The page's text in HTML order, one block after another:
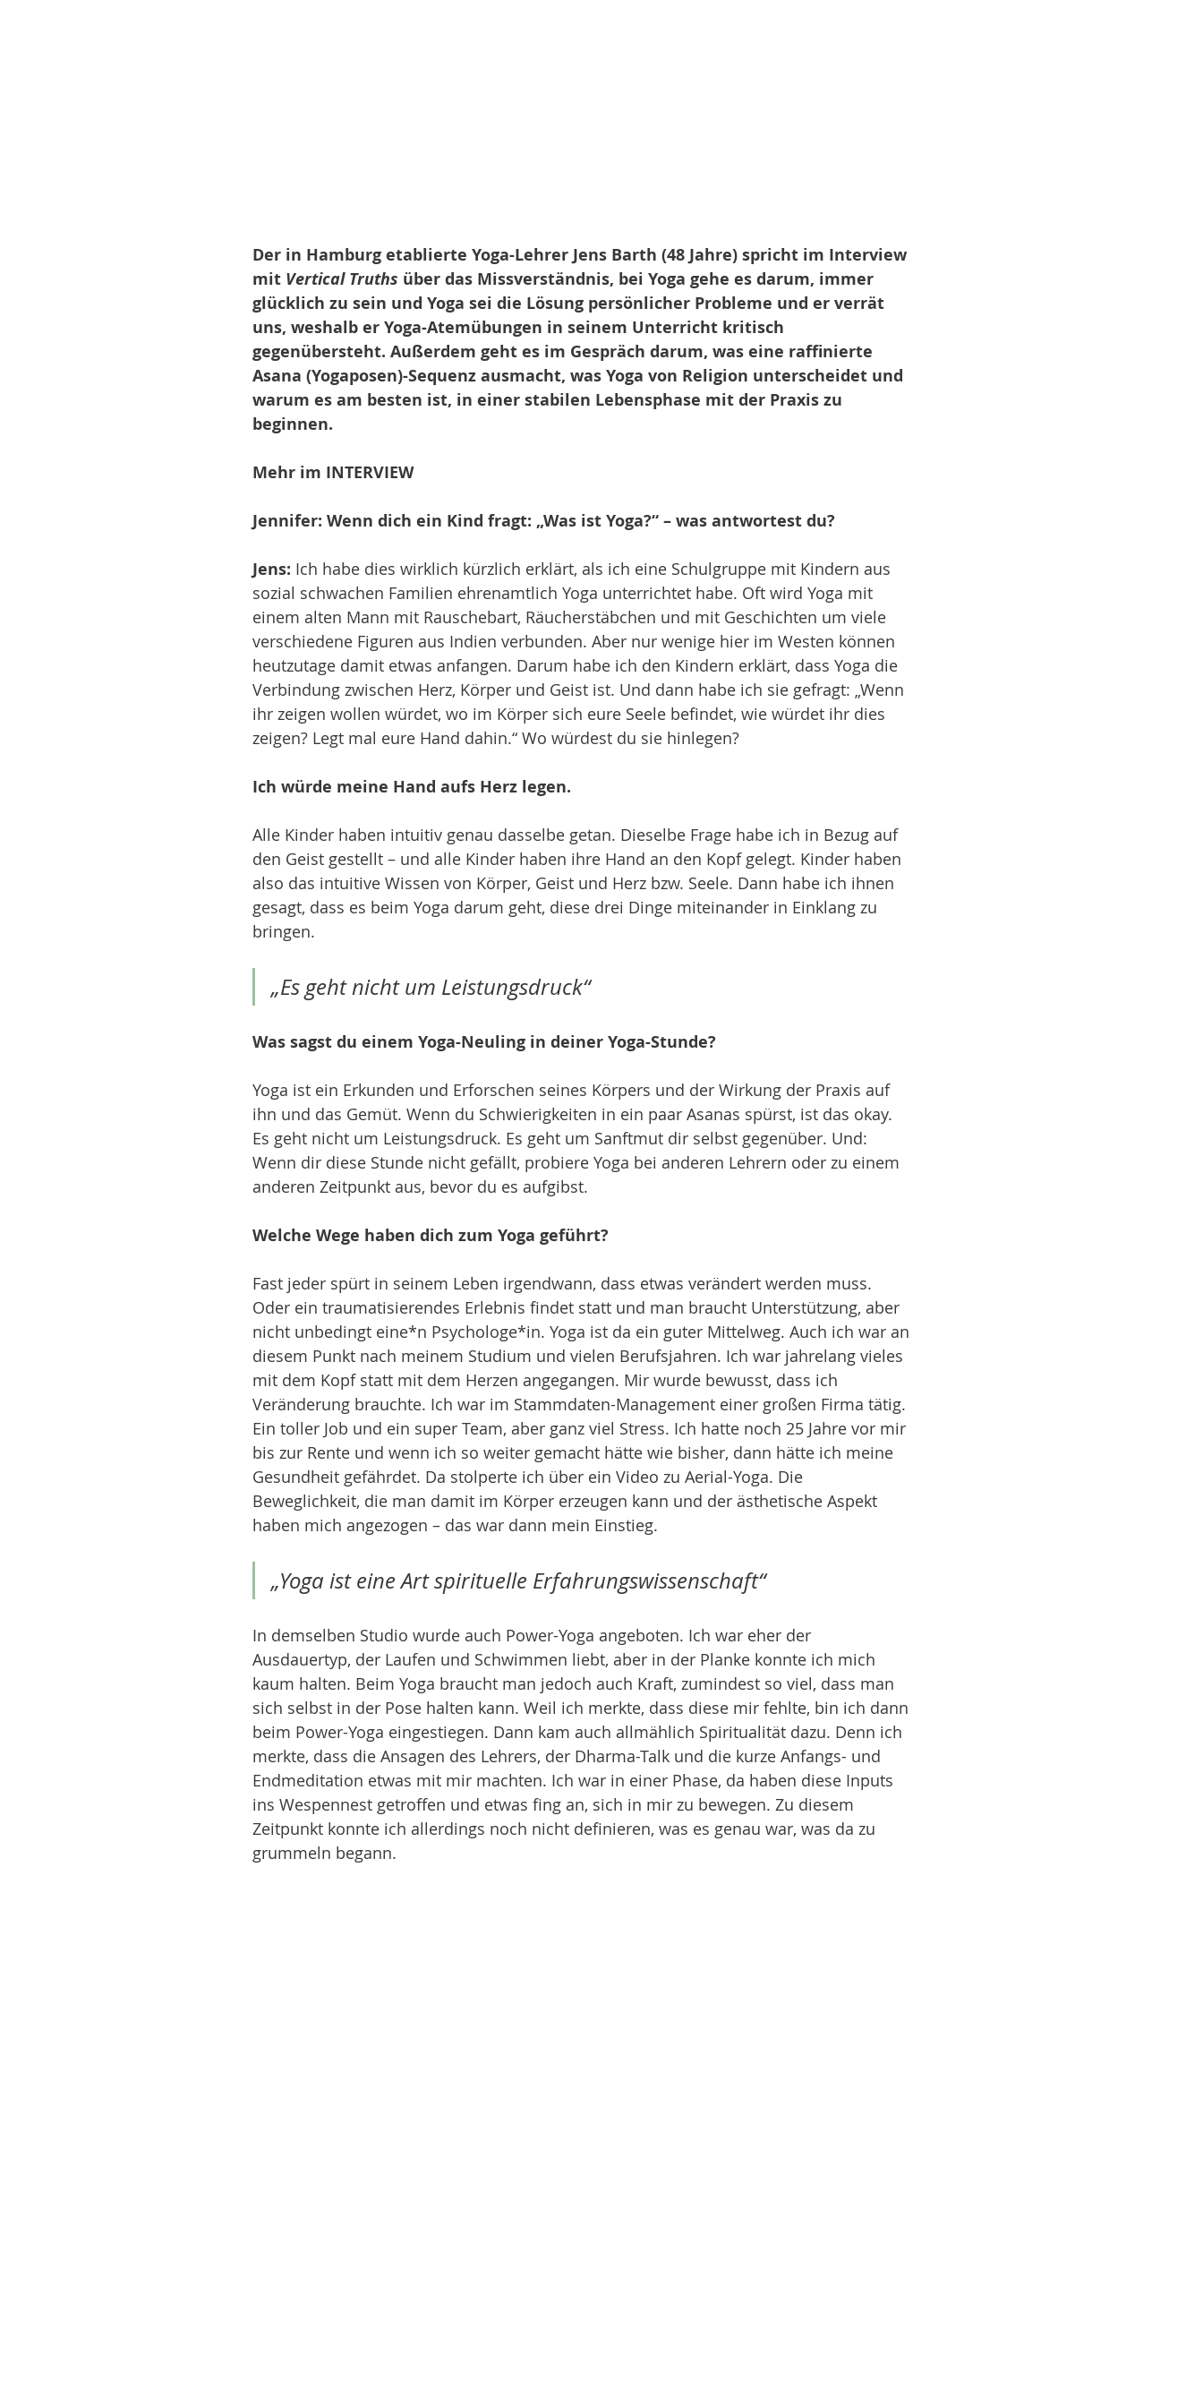
Der in Hamburg etablierte Yoga-Lehrer Jens Barth (48 Jahre) spricht im Interview
mit Vertical Truths über das Missverständnis, bei Yoga gehe es darum, immer
glücklich zu sein und Yoga sei die Lösung persönlicher Probleme und er verrät
uns, weshalb er Yoga-Atemübungen in seinem Unterricht kritisch
gegenübersteht. Außerdem geht es im Gespräch darum, was eine raffinierte
Asana (Yogaposen)-Sequenz ausmacht, was Yoga von Religion unterscheidet und
warum es am besten ist, in einer stabilen Lebensphase mit der Praxis zu
beginnen.
Mehr im INTERVIEW
Jennifer: Wenn dich ein Kind fragt: „Was ist Yoga?“ – was antwortest du?
Jens: Ich habe dies wirklich kürzlich erklärt, als ich eine Schulgruppe mit Kindern aus
sozial schwachen Familien ehrenamtlich Yoga unterrichtet habe. Oft wird Yoga mit
einem alten Mann mit Rauschebart, Räucherstäbchen und mit Geschichten um viele
verschiedene Figuren aus Indien verbunden. Aber nur wenige hier im Westen können
heutzutage damit etwas anfangen. Darum habe ich den Kindern erklärt, dass Yoga die
Verbindung zwischen Herz, Körper und Geist ist. Und dann habe ich sie gefragt: „Wenn
ihr zeigen wollen würdet, wo im Körper sich eure Seele befindet, wie würdet ihr dies
zeigen? Legt mal eure Hand dahin.“ Wo würdest du sie hinlegen?
Ich würde meine Hand aufs Herz legen.
Alle Kinder haben intuitiv genau dasselbe getan. Dieselbe Frage habe ich in Bezug auf
den Geist gestellt – und alle Kinder haben ihre Hand an den Kopf gelegt. Kinder haben
also das intuitive Wissen von Körper, Geist und Herz bzw. Seele. Dann habe ich ihnen
gesagt, dass es beim Yoga darum geht, diese drei Dinge miteinander in Einklang zu
bringen.
„Es geht nicht um Leistungsdruck“
Was sagst du einem Yoga-Neuling in deiner Yoga-Stunde?
Yoga ist ein Erkunden und Erforschen seines Körpers und der Wirkung der Praxis auf
ihn und das Gemüt. Wenn du Schwierigkeiten in ein paar Asanas spürst, ist das okay.
Es geht nicht um Leistungsdruck. Es geht um Sanftmut dir selbst gegenüber. Und:
Wenn dir diese Stunde nicht gefällt, probiere Yoga bei anderen Lehrern oder zu einem
anderen Zeitpunkt aus, bevor du es aufgibst.
Welche Wege haben dich zum Yoga geführt?
Fast jeder spürt in seinem Leben irgendwann, dass etwas verändert werden muss.
Oder ein traumatisierendes Erlebnis findet statt und man braucht Unterstützung, aber
nicht unbedingt eine*n Psychologe*in. Yoga ist da ein guter Mittelweg. Auch ich war an
diesem Punkt nach meinem Studium und vielen Berufsjahren. Ich war jahrelang vieles
mit dem Kopf statt mit dem Herzen angegangen. Mir wurde bewusst, dass ich
Veränderung brauchte. Ich war im Stammdaten-Management einer großen Firma tätig.
Ein toller Job und ein super Team, aber ganz viel Stress. Ich hatte noch 25 Jahre vor mir
bis zur Rente und wenn ich so weiter gemacht hätte wie bisher, dann hätte ich meine
Gesundheit gefährdet. Da stolperte ich über ein Video zu Aerial-Yoga. Die
Beweglichkeit, die man damit im Körper erzeugen kann und der ästhetische Aspekt
haben mich angezogen – das war dann mein Einstieg.
„Yoga ist eine Art spirituelle Erfahrungswissenschaft“
In demselben Studio wurde auch Power-Yoga angeboten. Ich war eher der
Ausdauertyp, der Laufen und Schwimmen liebt, aber in der Planke konnte ich mich
kaum halten. Beim Yoga braucht man jedoch auch Kraft, zumindest so viel, dass man
sich selbst in der Pose halten kann. Weil ich merkte, dass diese mir fehlte, bin ich dann
beim Power-Yoga eingestiegen. Dann kam auch allmählich Spiritualität dazu. Denn ich
merkte, dass die Ansagen des Lehrers, der Dharma-Talk und die kurze Anfangs- und
Endmeditation etwas mit mir machten. Ich war in einer Phase, da haben diese Inputs
ins Wespennest getroffen und etwas fing an, sich in mir zu bewegen. Zu diesem
Zeitpunkt konnte ich allerdings noch nicht definieren, was es genau war, was da zu
grummeln begann.